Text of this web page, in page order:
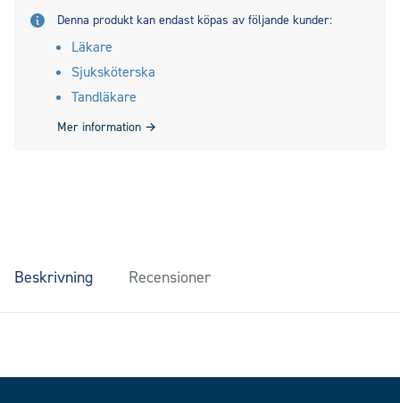
Denna produkt kan endast köpas av följande kunder:
Läkare
Sjuksköterska
Tandläkare
Mer information →
Beskrivning Recensioner